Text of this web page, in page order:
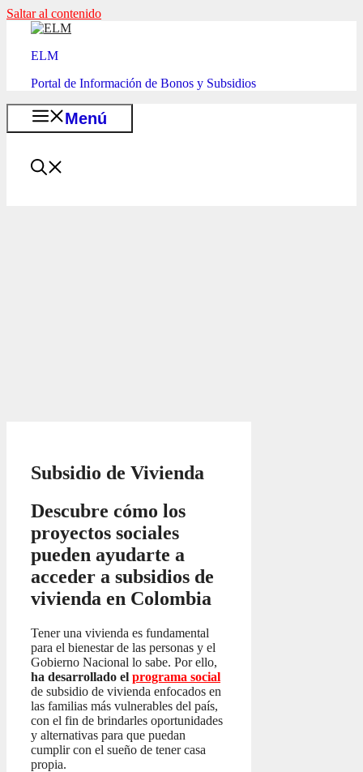
Saltar al contenido
ELM
Portal de Información de Bonos y Subsidios
Menú
Subsidio de Vivienda
Descubre cómo los
proyectos sociales
pueden ayudarte a
acceder a subsidios de
vivienda en Colombia
Tener una vivienda es fundamental
para el bienestar de las personas y el
Gobierno Nacional lo sabe. Por ello,
ha desarrollado el programa social
de subsidio de vivienda enfocados en
las familias más vulnerables del país,
con el fin de brindarles oportunidades
y alternativas para que puedan
cumplir con el sueño de tener casa
propia.